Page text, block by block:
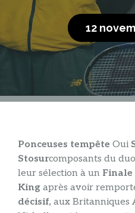
12
Ponceuses tempête Oui
Stosurcomposants du
leur sélection à un Finale
King après avoir
décisif, aux Britanniques